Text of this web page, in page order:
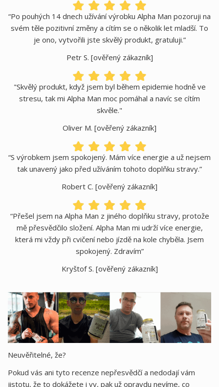
“Po pouhých 14 dnech užívání výrobku Alpha Man pozoruji na
svém těle pozitivní změny a cítím se o několik let mladší. To
je ono, vytvořili jste skvělý produkt, gratuluji.”
Petr S. [ověřený zákazník]
"Skvělý produkt, když jsem byl během epidemie hodně ve
stresu, tak mi Alpha Man moc pomáhal a navíc se cítím
skvěle."
Oliver M. [ověřený zákazník]
“S výrobkem jsem spokojený. Mám více energie a už nejsem
tak unavený jako před užíváním tohoto doplňku stravy.”
Robert C. [ověřený zákazník]
“Přešel jsem na Alpha Man z jiného doplňku stravy, protože
mě přesvědčilo složení. Alpha Man mi udrží více energie,
která mi vždy při cvičení nebo jízdě na kole chyběla. Jsem
spokojený. Zdravím”
Kryštof S. [ověřený zákazník]
Neuvěřitelné, že?
Pokud vás ani tyto recenze nepřesvědčí a nedodají vám
jistotu, že to dokážete i vy, pak už opravdu nevíme, co